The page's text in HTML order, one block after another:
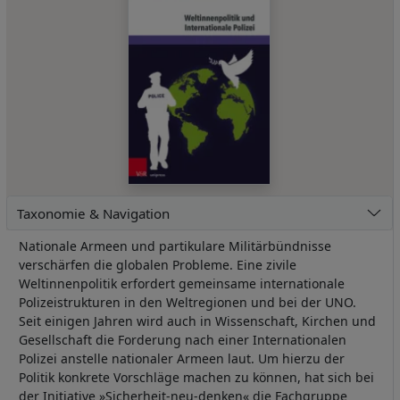
Taxonomie & Navigation
Nationale Armeen und partikulare Militärbündnisse
verschärfen die globalen Probleme. Eine zivile
Weltinnenpolitik erfordert gemeinsame internationale
Polizeistrukturen in den Weltregionen und bei der UNO.
Seit einigen Jahren wird auch in Wissenschaft, Kirchen und
Gesellschaft die Forderung nach einer Internationalen
Polizei anstelle nationaler Armeen laut. Um hierzu der
Politik konkrete Vorschläge machen zu können, hat sich bei
der Initiative »Sicherheit-neu-denken« die Fachgruppe